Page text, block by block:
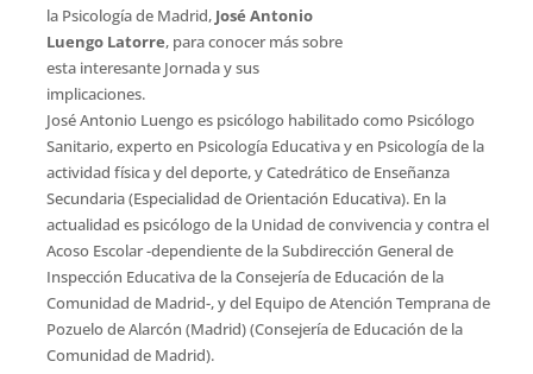
la Psicología de Madrid, José Antonio
Luengo Latorre, para conocer más sobre
esta interesante Jornada y sus
implicaciones.
José Antonio Luengo es psicólogo habilitado como Psicólogo
Sanitario, experto en Psicología Educativa y en Psicología de la
actividad física y del deporte, y Catedrático de Enseñanza
Secundaria (Especialidad de Orientación Educativa). En la
actualidad es psicólogo de la Unidad de convivencia y contra el
Acoso Escolar -dependiente de la Subdirección General de
Inspección Educativa de la Consejería de Educación de la
Comunidad de Madrid-, y del Equipo de Atención Temprana de
Pozuelo de Alarcón (Madrid) (Consejería de Educación de la
Comunidad de Madrid).